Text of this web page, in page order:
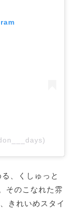
、くしゅっと
そのこなれた雰
きれいめスタイ